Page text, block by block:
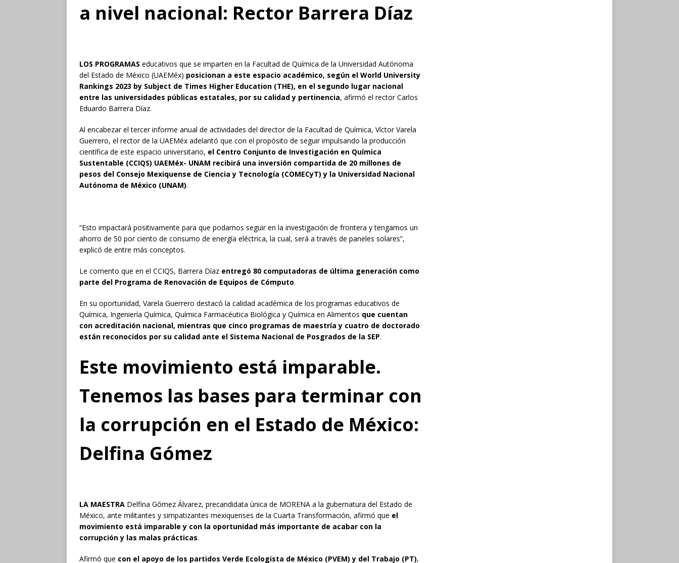
a nivel nacional: Rector Barrera Díaz
LOS PROGRAMAS educativos que se imparten en la Facultad de Química de la Universidad Autónoma
del Estado de México (UAEMéx) posicionan a este espacio académico, según el World University
Rankings 2023 by Subject de Times Higher Education (THE), en el segundo lugar nacional
entre las universidades públicas estatales, por su calidad y pertinencia, afirmó el rector Carlos
Eduardo Barrera Díaz.
Al encabezar el tercer informe anual de actividades del director de la Facultad de Química, Víctor Varela
Guerrero, el rector de la UAEMéx adelantó que con el propósito de seguir impulsando la producción
científica de este espacio universitario, el Centro Conjunto de Investigación en Química
Sustentable (CCIQS) UAEMéx- UNAM recibirá una inversión compartida de 20 millones de
pesos del Consejo Mexiquense de Ciencia y Tecnología (COMECyT) y la Universidad Nacional
Autónoma de México (UNAM).
“Esto impactará positivamente para que podamos seguir en la investigación de frontera y tengamos un
ahorro de 50 por ciento de consumo de energía eléctrica, la cual, será a través de paneles solares”,
explicó de entre más conceptos.
Le comento que en el CCIQS, Barrera Díaz entregó 80 computadoras de última generación como
parte del Programa de Renovación de Equipos de Cómputo.
En su oportunidad, Varela Guerrero destacó la calidad académica de los programas educativos de
Química, Ingeniería Química, Química Farmacéutica Biológica y Química en Alimentos que cuentan
con acreditación nacional, mientras que cinco programas de maestría y cuatro de doctorado
están reconocidos por su calidad ante el Sistema Nacional de Posgrados de la SEP.
Este movimiento está imparable.
Tenemos las bases para terminar con
la corrupción en el Estado de México:
Delfina Gómez
LA MAESTRA Delfina Gómez Álvarez, precandidata única de MORENA a la gubernatura del Estado de
México, ante militantes y simpatizantes mexiquenses de la Cuarta Transformación, afirmó que el
movimiento está imparable y con la oportunidad más importante de acabar con la
corrupción y las malas prácticas.
Afirmó que con el apoyo de los partidos Verde Ecologista de México (PVEM) y del Trabajo (PT),